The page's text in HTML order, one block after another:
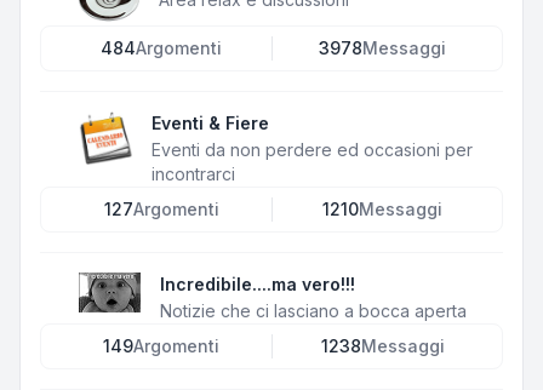
484Argomenti 3978Messaggi
Eventi & Fiere
Eventi da non perdere ed occasioni per
incontrarci
127Argomenti 1210Messaggi
Incredibile....ma vero!!!
Notizie che ci lasciano a bocca aperta
149Argomenti 1238Messaggi